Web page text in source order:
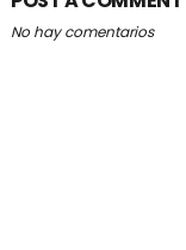
No hay comentarios